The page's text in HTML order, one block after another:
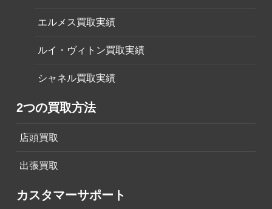
エルメス買取実績
ルイ・ヴィトン買取実績
シャネル買取実績
2つの買取方法
店頭買取
出張買取
カスタマーサポート